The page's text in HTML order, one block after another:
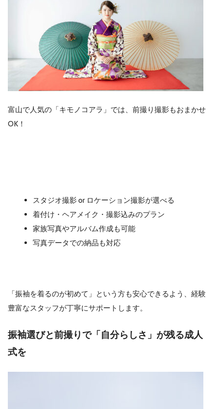
富山で人気の「キモノコアラ」では、前撮り撮影もおまかせ
OK！
スタジオ撮影 or ロケーション撮影が選べる
着付け・ヘアメイク・撮影込みのプラン
家族写真やアルバム作成も可能
写真データでの納品も対応
「振袖を着るのが初めて」という方も安心できるよう、経験
豊富なスタッフが丁寧にサポートします。
振袖選びと前撮りで「自分らしさ」が残る成人
式を